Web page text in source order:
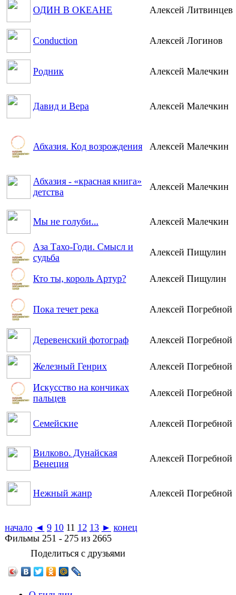
ОДИН В ОКЕАНЕ Алексей Литвинцев
Conduction
Алексей Логинов
Родник Алексей Малечкин
Давид и Вера Алексей Малечкин
Абхазия. Код возрождения Алексей Малечкин
Абхазия - «красная книга»
детства
Алексей Малечкин
Мы не голуби... Алексей Малечкин
Аза Тахо-Годи. Смысл и
судьба
Алексей Пищулин
Кто ты, король Артур? Алексей Пищулин
Пока течет река Алексей Погребной
Деревенский фотограф
Алексей Погребной
Железный Генрих Алексей Погребной
Искусство на кончиках
пальцев
Алексей Погребной
Семейские Алексей Погребной
Вилково. Дунайская
Венеция
Алексей Погребной
Нежный жанр Алексей Погребной
начало ◄ 9 10 11 12 13 ► конец
Фильмы 251 - 275 из 2665
Поделиться с друзьями